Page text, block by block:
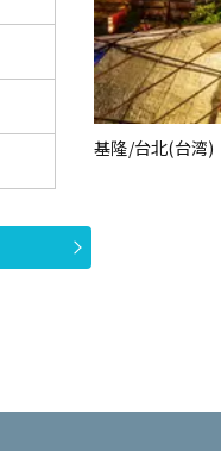
基隆/台北(台湾)